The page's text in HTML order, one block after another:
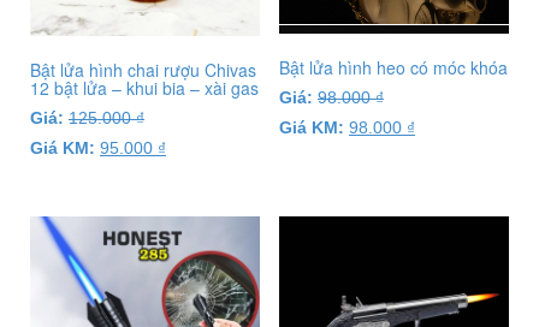
Bật lửa hình chai rượu Chivas
12 bật lửa – khui bia – xài gas
Giá: 125.000₫
Giá KM: 95.000 ₫
Bật lửa hình heo có móc khóa
Giá: 98.000₫
Giá KM: 98.000 ₫